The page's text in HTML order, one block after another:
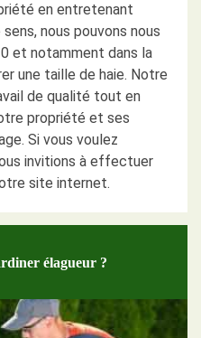
en entretenant
nous pouvons nous
et notamment dans la
une taille de haie. Notre
de qualité tout en
propriété et ses
Si vous voulez
invitions à effectuer
site internet.
élagueur ?